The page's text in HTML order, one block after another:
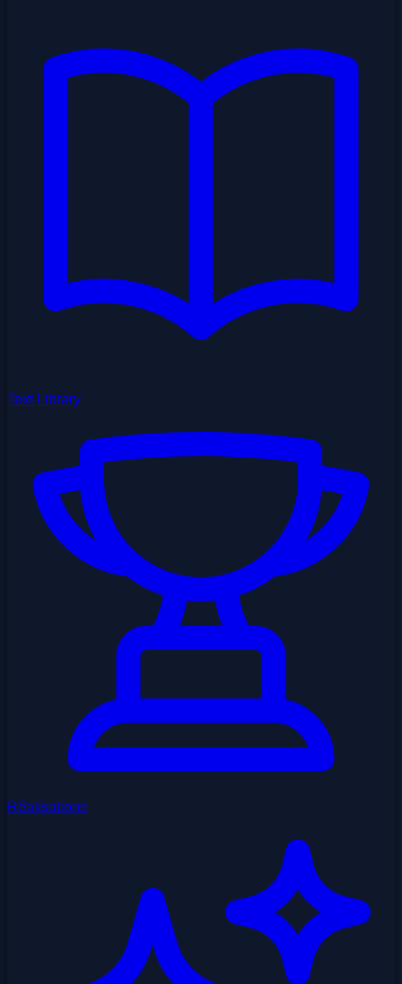
Text Library
Réalisations